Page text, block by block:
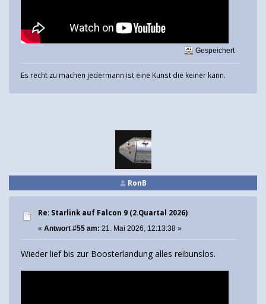
Gespeichert
Es recht zu machen jedermann ist eine Kunst die keiner kann.
RonB
Re: Starlink auf Falcon 9 (2.Quartal 2026)
« Antwort #55 am: 21. Mai 2026, 12:13:38 »
Wieder lief bis zur Boosterlandung alles reibunslos.